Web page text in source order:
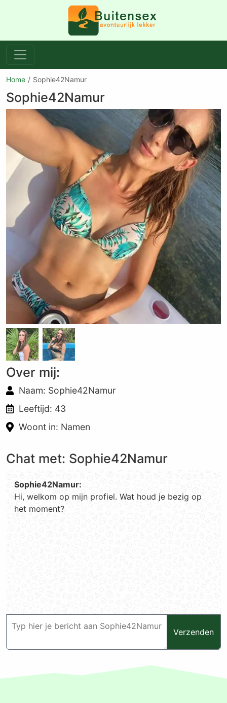
Home Sophie42Namur
Sophie42Namur
Over mij:
Naam: Sophie42Namur
Leeftijd: 43
Woont in: Namen
Chat met: Sophie42Namur
Sophie42Namur:
Hi, welkom op mijn profiel. Wat houd je bezig op
het moment?
Verzenden